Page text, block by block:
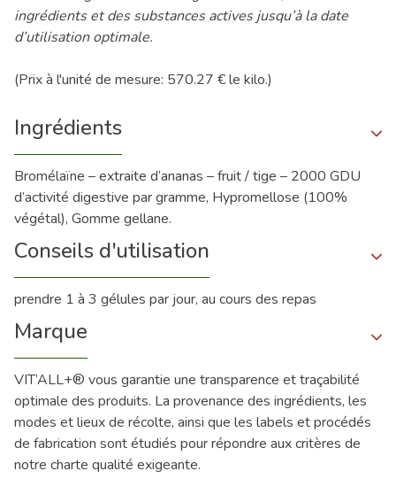
ingrédients et des substances actives jusqu’à la date
d’utilisation optimale.
(Prix à l'unité de mesure: 570.27 € le kilo.)
Ingrédients
Bromélaïne – extraite d’ananas – fruit / tige – 2000 GDU
d’activité digestive par gramme, Hypromellose (100%
végétal), Gomme gellane.
Conseils d'utilisation
prendre 1 à 3 gélules par jour, au cours des repas
Marque
VIT’ALL+® vous garantie une transparence et traçabilité
optimale des produits. La provenance des ingrédients, les
modes et lieux de récolte, ainsi que les labels et procédés
de fabrication sont étudiés pour répondre aux critères de
notre charte qualité exigeante.